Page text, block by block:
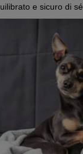
e sicuro di sé.